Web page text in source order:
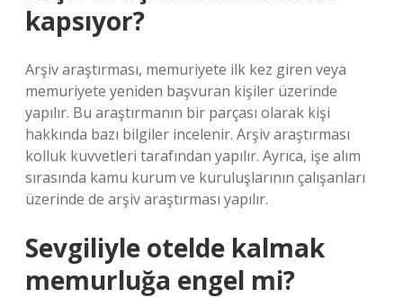
kapsıyor?
Arşiv araştırması, memuriyete ilk kez giren veya
memuriyete yeniden başvuran kişiler üzerinde
yapılır. Bu araştırmanın bir parçası olarak kişi
hakkında bazı bilgiler incelenir. Arşiv araştırması
kolluk kuvvetleri tarafından yapılır. Ayrıca, işe alım
sırasında kamu kurum ve kuruluşlarının çalışanları
üzerinde de arşiv araştırması yapılır.
Sevgiliyle otelde kalmak
memurluğa engel mi?